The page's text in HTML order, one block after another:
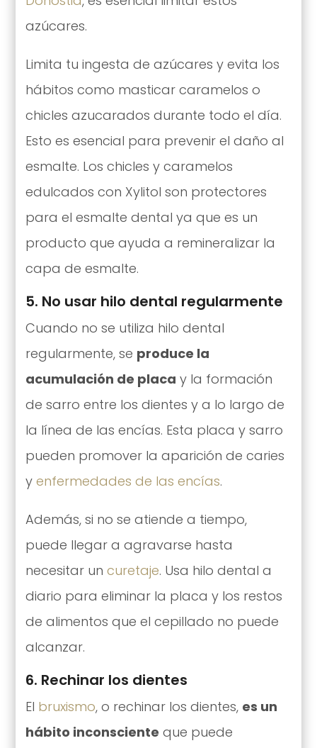
azúcares.
Limita tu ingesta de azúcares y evita los
hábitos como masticar caramelos o
chicles azucarados durante todo el día.
Esto es esencial para prevenir el daño al
esmalte. Los chicles y caramelos
edulcados con Xylitol son protectores
para el esmalte dental ya que es un
producto que ayuda a remineralizar la
capa de esmalte.
5. No usar hilo dental regularmente
Cuando no se utiliza hilo dental
regularmente, se produce la
acumulación de placa y la formación
de sarro entre los dientes y a lo largo de
la línea de las encías. Esta placa y sarro
pueden promover la aparición de caries
y enfermedades de las encías.
Además, si no se atiende a tiempo,
puede llegar a agravarse hasta
necesitar un curetaje. Usa hilo dental a
diario para eliminar la placa y los restos
de alimentos que el cepillado no puede
alcanzar.
6. Rechinar los dientes
El bruxismo, o rechinar los dientes, es un
hábito inconsciente que puede